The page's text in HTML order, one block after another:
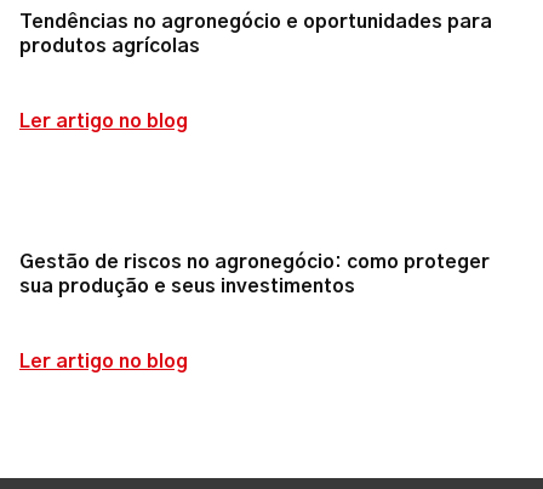
Tendências no agronegócio e oportunidades para
produtos agrícolas
Ler artigo no blog
Gestão de riscos no agronegócio: como proteger
sua produção e seus investimentos
Ler artigo no blog